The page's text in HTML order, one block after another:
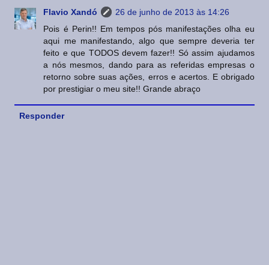
Flavio Xandó
26 de junho de 2013 às 14:26
Pois é Perin!! Em tempos pós manifestações olha eu
aqui me manifestando, algo que sempre deveria ter
feito e que TODOS devem fazer!! Só assim ajudamos
a nós mesmos, dando para as referidas empresas o
retorno sobre suas ações, erros e acertos. E obrigado
por prestigiar o meu site!! Grande abraço
Responder